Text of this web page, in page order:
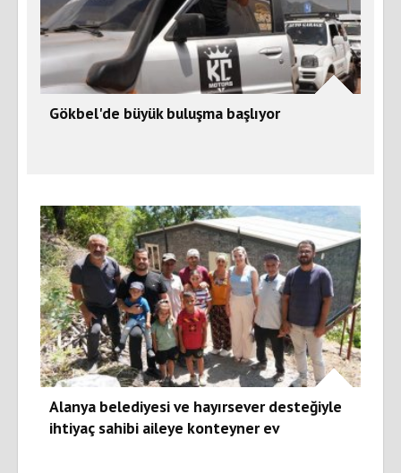
Gökbel'de büyük buluşma başlıyor
Alanya belediyesi ve hayırsever desteğiyle
ihtiyaç sahibi aileye konteyner ev